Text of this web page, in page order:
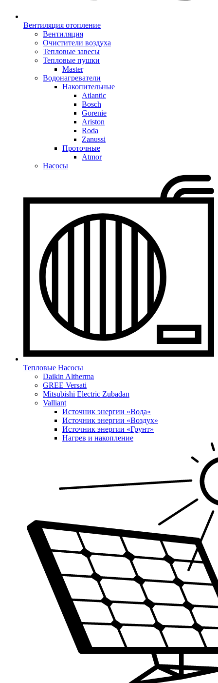
Вентиляция отопление
Вентиляция
Очистители воздуха
Тепловые завесы
Тепловые пушки
Master
Водонагреватели
Накопительные
Atlantic
Bosch
Gorenie
Ariston
Roda
Zanussi
Проточные
Atmor
Насосы
Тепловые Насосы
Daikin Altherma
GREE Versati
Mitsubishi Electric Zubadan
Valliant
Источник энергии «Вода»
Источник энергии «Воздух»
Источник энергии «Грунт»
Нагрев и накопление